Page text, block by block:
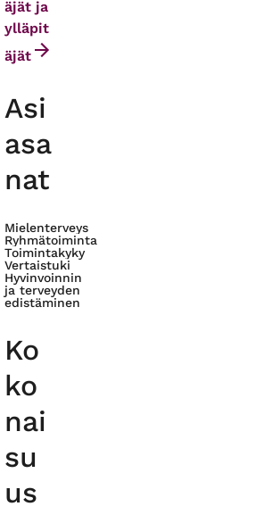
äjät ja
ylläpit
äjät
Asi
asa
nat
Mielenterveys
Ryhmätoiminta
Toimintakyky
Vertaistuki
Hyvinvoinnin
ja terveyden
edistäminen
Ko
ko
nai
su
us